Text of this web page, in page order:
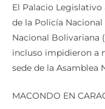
de la Policía
Nacional Bolivariana
incluso impidieron a
sede de la Asamblea